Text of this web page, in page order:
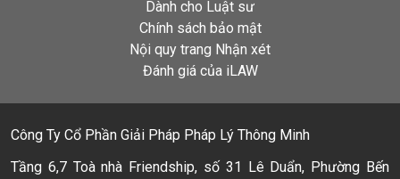
Dành cho Luật sư
Chính sách bảo mật
Nội quy trang Nhận xét
Đánh giá của iLAW
Công Ty Cổ Phần Giải Pháp Pháp Lý Thông Minh
Tầng 6,7 Toà nhà Friendship, số 31 Lê Duẩn, Phường Bến